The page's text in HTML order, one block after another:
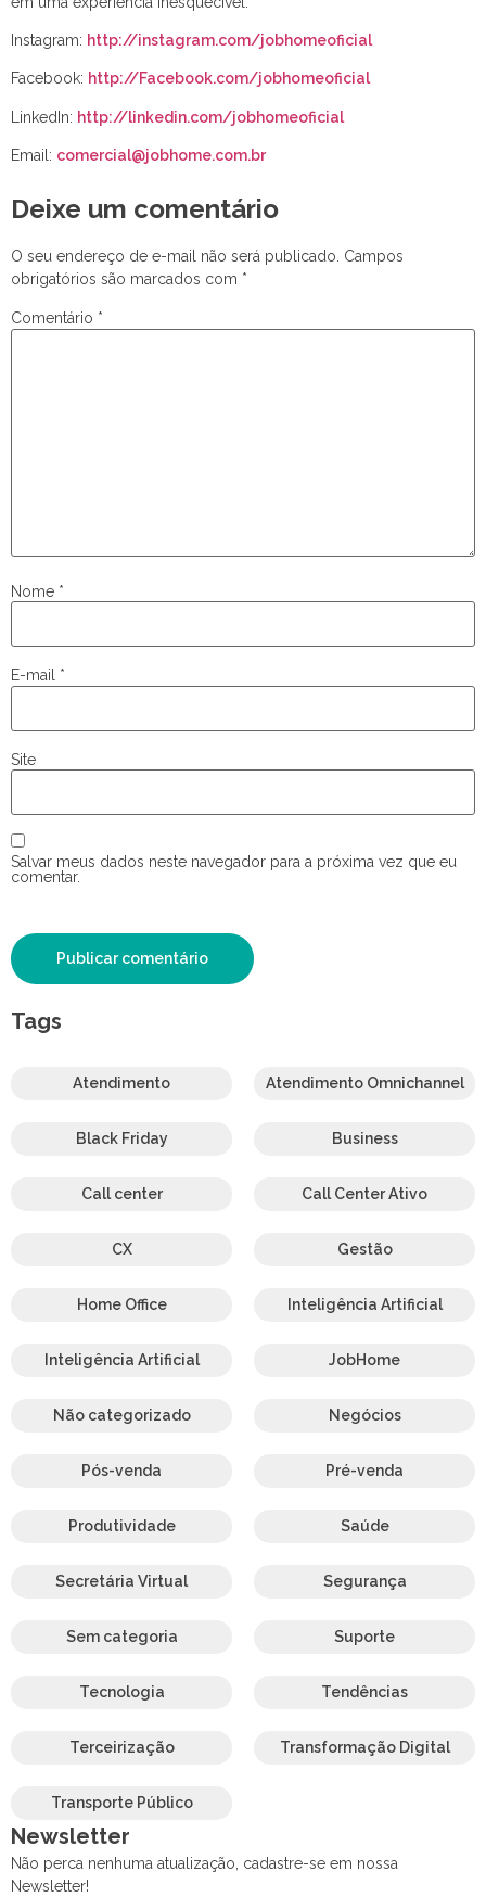
Instagram: http://instagram.com/jobhomeoficial
Facebook: http://Facebook.com/jobhomeoficial
LinkedIn: http://linkedin.com/jobhomeoficial
Email: comercial@jobhome.com.br
Deixe um comentário
O seu endereço de e-mail não será publicado. Campos
obrigatórios são marcados com *
Comentário *
Nome *
E-mail *
Site
Salvar meus dados neste navegador para a próxima vez que eu
comentar.
Tags
Atendimento Atendimento Omnichannel
Black Friday Business
Call center Call Center Ativo
CX Gestão
Home Office Inteligência Artificial
Inteligência Artificial JobHome
Não categorizado Negócios
Pós-venda Pré-venda
Produtividade Saúde
Secretária Virtual Segurança
Sem categoria Suporte
Tecnologia Tendências
Terceirização Transformação Digital
Transporte Público
Newsletter
Não perca nenhuma atualização, cadastre-se em nossa
Newsletter!